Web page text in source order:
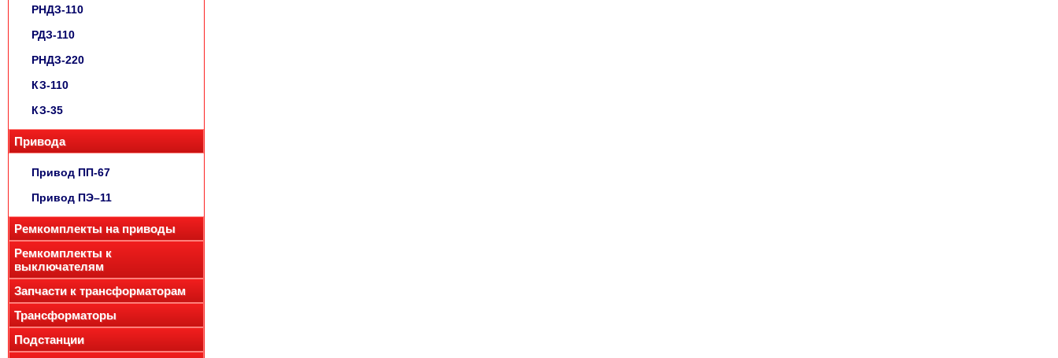
РНДЗ-110
РДЗ-110
РНДЗ-220
КЗ-110
КЗ-35
Привода
Привод ПП-67
Привод ПЭ–11
Ремкомплекты на приводы
Ремкомплекты к
выключателям
Запчасти к трансформаторам
Трансформаторы
Подстанции